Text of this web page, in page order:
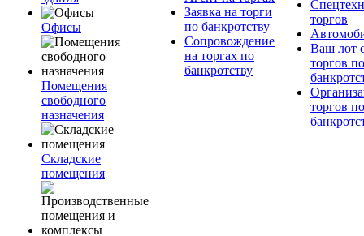
Офисы
Помещения
свободного
назначения
Складские
помещения
Заявка на торги
по банкротству
Сопровождение
на торгах по
банкротству
торгов
Ваш лот
торгов по
торгов по